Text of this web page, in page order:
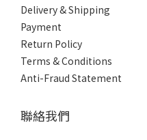
Delivery & Shipping
Payment
Return Policy
Terms & Conditions
Anti-Fraud Statement
聯絡我們